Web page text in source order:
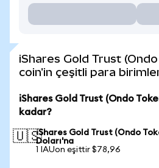
iShares Gold Trust
coin'in çeşitli para
iShares Gold Trust (Ondo
kadar?
🇺🇸iShares Gold Trust (Ondo
Doları'na
1 IAUon eşittir $78,96